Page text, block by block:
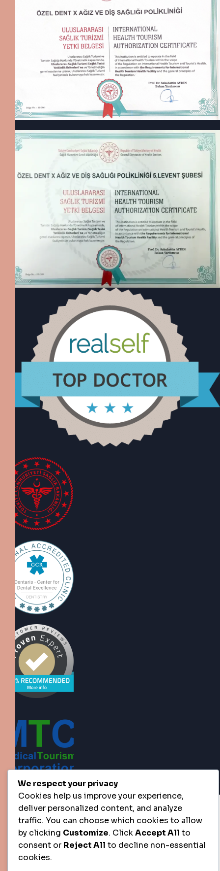
Copyright © 2025 All Rights Reserved.
We respect your privacy
Cookies help us improve your experience,
deliver personalized content, and analyze
traffic. You can choose which cookies to allow
by clicking Customize. ClickAccept All to
consent or Reject All to decline non-essential
cookies.